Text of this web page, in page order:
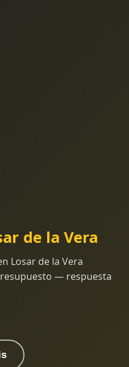
de la Vera
Losar de la Vera
— respuesta